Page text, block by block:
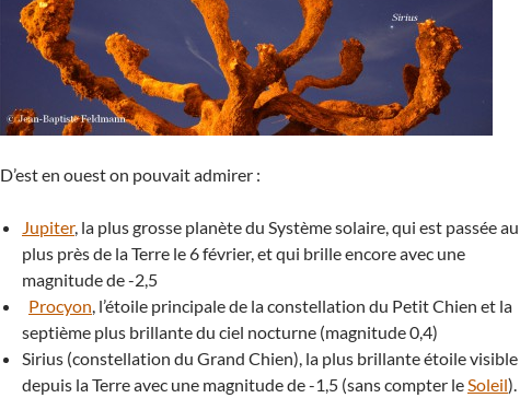
D’est en ouest on pouvait admirer :
Jupiter, la plus grosse planète du Système solaire, qui est passée au
plus près de la Terre le 6 février, et qui brille encore avec une
magnitude de -2,5
Procyon, l’étoile principale de la constellation du Petit Chien et la
septième plus brillante du ciel nocturne (magnitude 0,4)
Sirius (constellation du Grand Chien), la plus brillante étoile visible
depuis la Terre avec une magnitude de -1,5 (sans compter leSoleil).